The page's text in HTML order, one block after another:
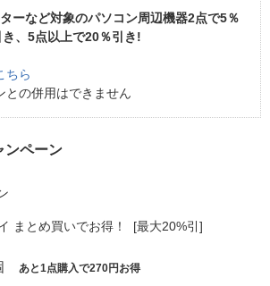
ーなど対象のパソコン周辺機器2点で5％
、5点以上で20％引き!
ちら
の併用はできません
ンペーン
まとめ買いでお得！ [最大20%引]
あと1点購入で270円お得